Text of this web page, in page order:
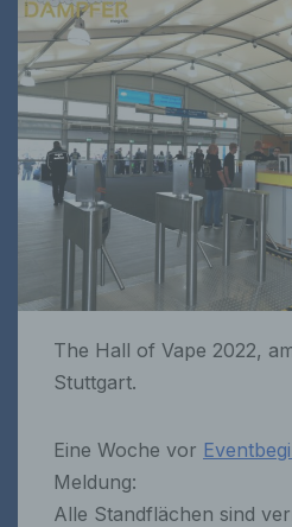
The Hall of Vape 2022,
Stuttgart.
Eine Woche vor
Meldung:
Alle Standflächen sind